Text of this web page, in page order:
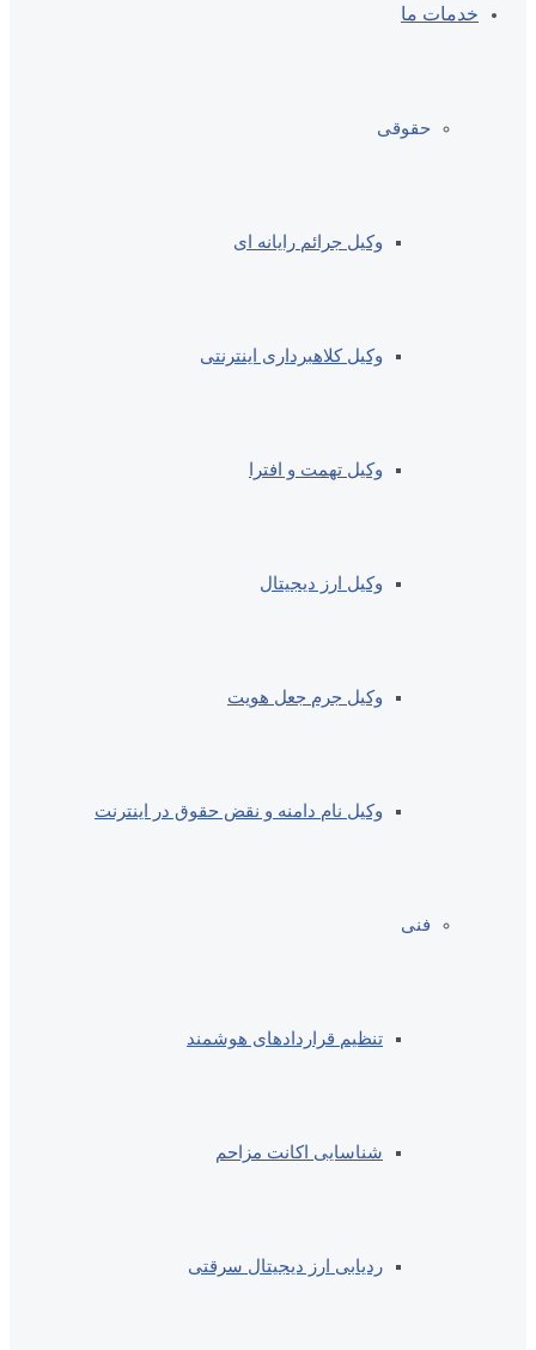
خدمات ما
حقوقی
وکیل جرائم رایانه ای
وکیل کلاهبرداری اینترنتی
وکیل تهمت و افترا
وکیل ارز دیجیتال
وکیل جرم جعل هویت
وکیل نام دامنه و نقض حقوق در اینترنت
فنی
تنظیم قراردادهای هوشمند
شناسایی اکانت مزاحم
ردیابی ارز دیجیتال سرقتی